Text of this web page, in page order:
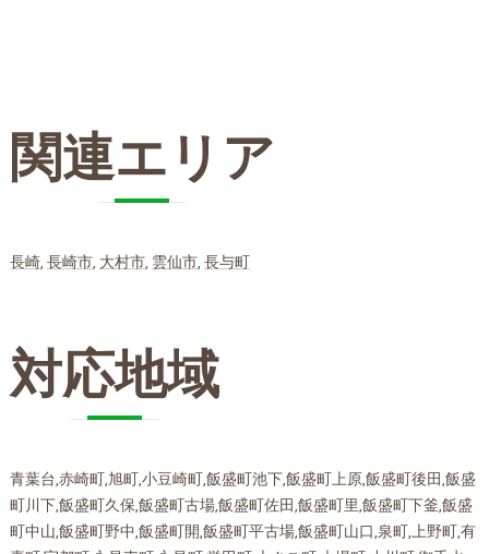
関連エリア
長崎, 長崎市, 大村市, 雲仙市, 長与町
対応地域
青葉台,赤崎町,旭町,小豆崎町,飯盛町池下,飯盛町上原,飯盛町後田,飯盛
町川下,飯盛町久保,飯盛町古場,飯盛町佐田,飯盛町里,飯盛町下釜,飯盛
町中山,飯盛町野中,飯盛町開,飯盛町平古場,飯盛町山口,泉町,上野町,有